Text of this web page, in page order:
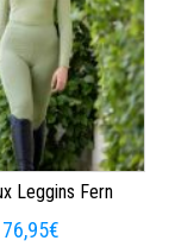
Leggins Fern
76,95€